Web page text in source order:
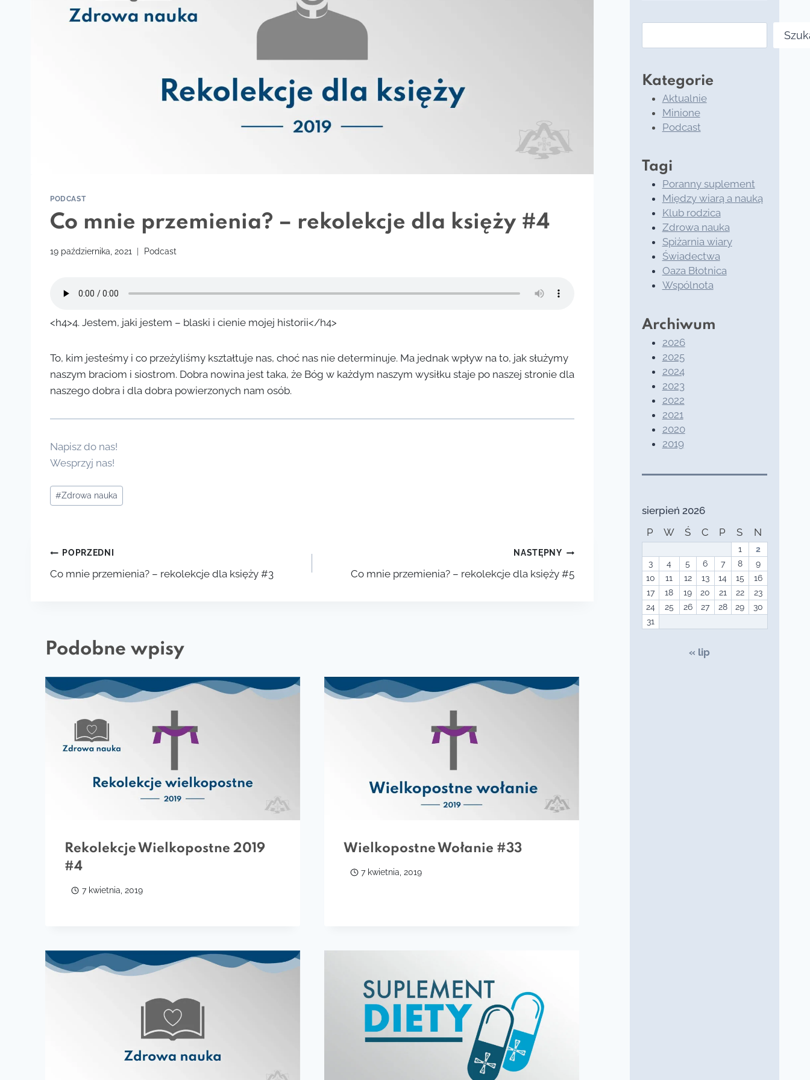
PODCAST
Co mnie przemienia? – rekolekcje dla księży #4
19 października, 2021 Podcast
<h4>4. Jestem, jaki jestem – blaski i cienie mojej historii</h4>
To, kim jesteśmy i co przeżyliśmy kształtuje nas, choć nas nie determinuje. Ma jednak wpływ na to, jak służymy
naszym braciom i siostrom. Dobra nowina jest taka, że Bóg w każdym naszym wysiłku staje po naszej stronie dla
naszego dobra i dla dobra powierzonych nam osób.
Napisz do nas!
Wesprzyj nas!
Tagi
wpisu:
#Zdrowa nauka
Nawigacja
wpisu
POPRZEDNI
Co mnie przemienia? – rekolekcje dla księży #3
NASTĘPNY
Co mnie przemienia? – rekolekcje dla księży #5
Podobne wpisy
Rekolekcje Wielkopostne 2019
#4
7 kwietnia, 2019
Wielkopostne Wołanie #33
7 kwietnia, 2019
Kategorie
Aktualnie
Minione
Podcast
Tagi
Poranny suplement
Między wiarą a nauką
Klub rodzica
Zdrowa nauka
Spiżarnia wiary
Świadectwa
Oaza Błotnica
Wspólnota
Archiwum
2026
2025
2024
2023
2022
2021
2020
2019
sierpień 2026
P
W Ś C P S N
1
2
3
4 5 6 7 8
9
10
11 12 13 14 15
16
17
18 19 20 21 22
23
24
25 26 27 28 29
30
31
« lip